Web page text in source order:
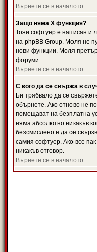
Върнете се в началото
Защо няма X функция?
Този софтуер е написан и
на phpBB Group. Моля не
нови функции. Моля
форуми.
Върнете се в началото
С кого да се свържа в
Би трябвало да се
обърнете. Ако отново не
помещават на безплатна
няма абсолютно никакъв
безсмислено е да се
самия софтуер. Ако все
никакъв отговор.
Върнете се в началото